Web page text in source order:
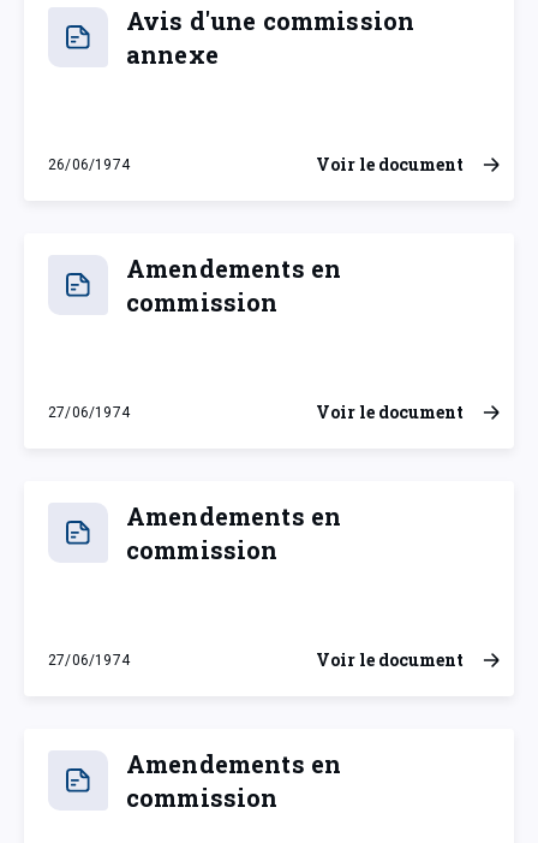
Avis d'une commission
annexe
26/06/1974
mercredi 26 juin 1974
Voir le document
Amendements en
commission
27/06/1974
jeudi 27 juin 1974
Voir le document
Amendements en
commission
27/06/1974
jeudi 27 juin 1974
Voir le document
Amendements en
commission